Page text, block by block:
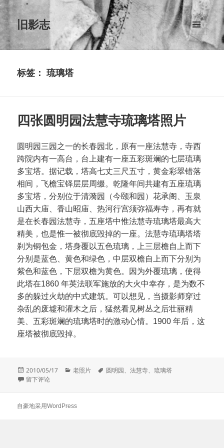
旧影志
菜单和
挂件
标签：琉璃塔
四张圆明园法慧寺琉璃塔照片
圆明园三园之一的长春园北，原有一座法慧寺，寺西
跨院内有一高台，台上建有一座五彩斑斓的七层琉璃
多宝塔。据记载，塔高七丈三尺五寸，黄金彩翠错落
相间，飞檐宝铎层层周缀。乾隆年间共建有五座琉璃
多宝塔，分别位于清漪园（今颐和园）花承阁、玉泉
山西大庙、香山昭庙、热河行宫须弥福寿寺，再有就
是在长春园法慧寺，五座塔中惟法慧寺琉璃塔最高大
精美，也是惟一被彻底毁掉的一座。法慧寺琉璃塔塔
刹为铜包金，塔身覆以五色琉璃，上三层檐自上而下
分别是蓝色、黄色和绿色，中层双檐自上而下分别为
紫色和蓝色，下层双檐为黄色。因为外覆琉璃，使得
此塔在1860 年英法联军施放的大火中幸存，是为数不
多的躲过火劫的中式建筑。可以想见，当摄影师穿过
杂乱的废墟和灌木之后，猛然看见树丛之后壮丽精
美、五彩斑斓的琉璃塔时的激动心情。1900 年后，这
座塔被彻底毁掉。
发
布
2010/05/17
分
老照片
标
圆明园、法慧寺、琉璃塔
于四张圆明园法慧寺琉璃塔照片
留下评论
自豪地采用WordPress